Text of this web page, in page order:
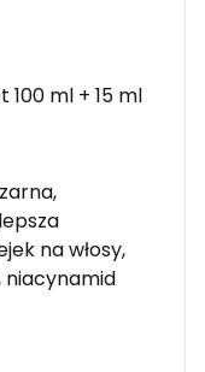
ml + 15 ml
na włosy,
niacynamid